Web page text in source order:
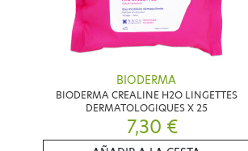
BIODERMA
BIODERMA CREALINE H2O LINGETTES
DERMATOLOGIQUES X 25
7,30 €